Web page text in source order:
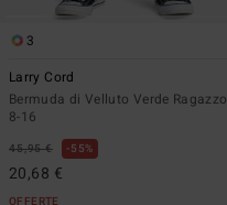
3
Larry Cord
Bermuda di Velluto Verde Ragazzo
8-16
45,95 € 55%
20,68 €